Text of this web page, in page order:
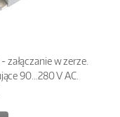
w zerze.
90…280 V AC.